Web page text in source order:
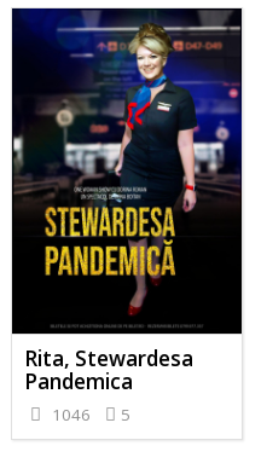
Rita, Stewardesa
Pandemica
1046 5